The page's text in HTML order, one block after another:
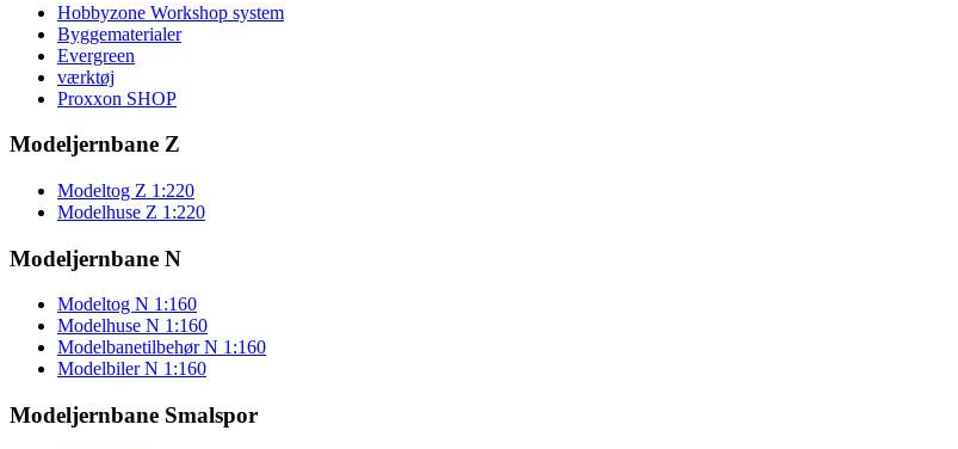
Hobbyzone Workshop system
Byggematerialer
Evergreen
værktøj
Proxxon SHOP
Modeljernbane Z
Modeltog Z 1:220
Modelhuse Z 1:220
Modeljernbane N
Modeltog N 1:160
Modelhuse N 1:160
Modelbanetilbehør N 1:160
Modelbiler N 1:160
Modeljernbane Smalspor